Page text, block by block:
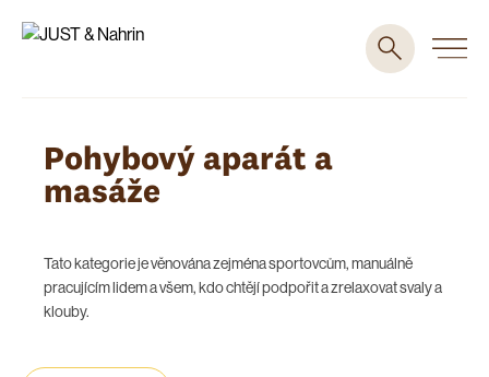
Pohybový aparát a
masáže
Tato kategorie je věnována zejména sportovcům, manuálně
pracujícím lidem a všem, kdo chtějí podpořit a zrelaxovat svaly a
klouby.